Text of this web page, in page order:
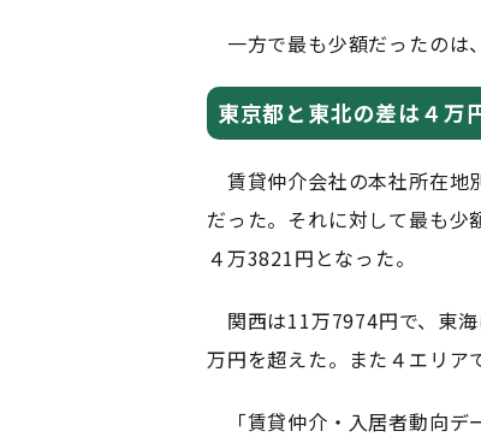
一方で最も少額だったのは
東京都と東北の差は４万
賃貸仲介会社の本社所在地
だった。それに対して最も
４万3821円となった。
関西は11万7974円で、東
万円を超えた。また４エリア
「賃貸仲介・入居者動向デ